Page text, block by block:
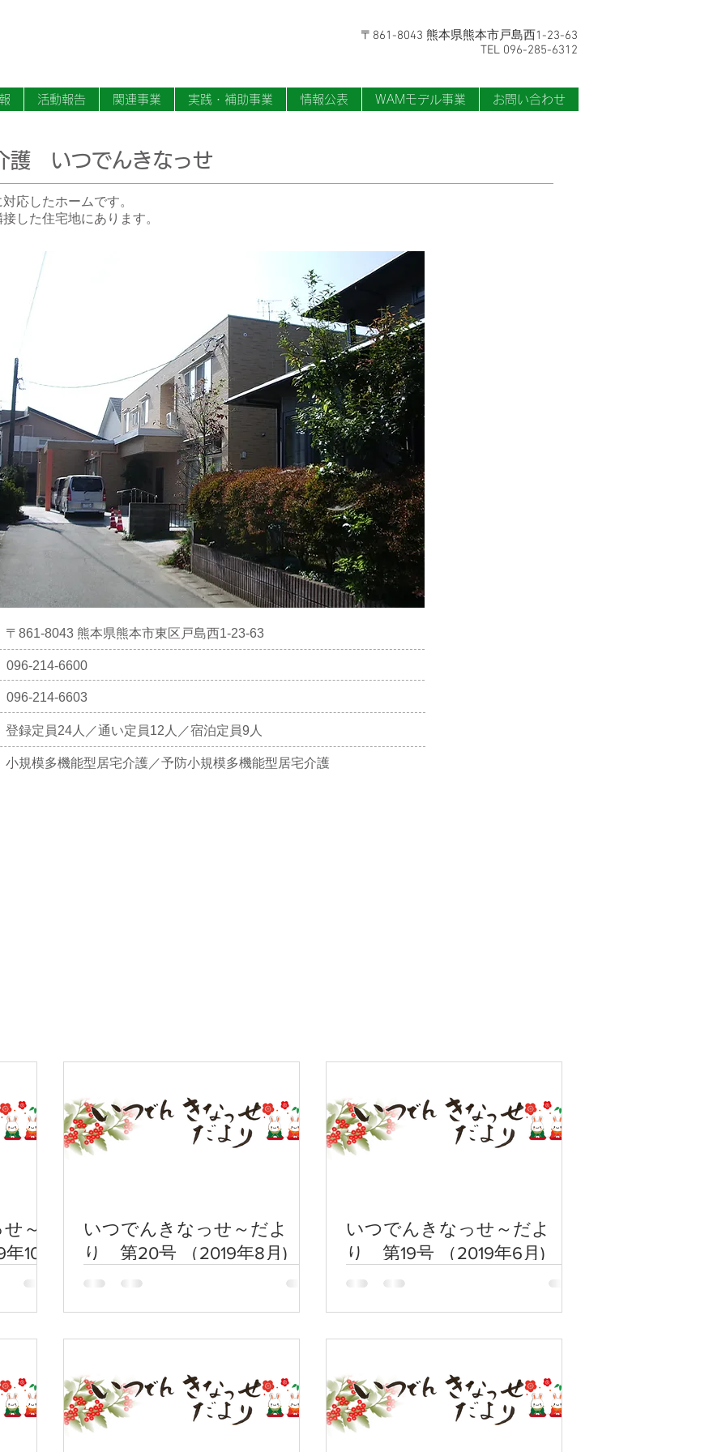
〒861-8043 熊本県熊本市戸島西1-23-63
TEL 096-285-6312
活動報告 関連事業 実践・補助事業 情報公表 WAMモデル事業 お問い合わせ
護 いつでんきなっせ
応したホームです。
した住宅地にあります。
〒861-8043 熊本県熊本市東区戸島西1-23-63
096-214-6600
096-214-6603
登録定員24人／通い定員12人／宿泊定員9人
小規模多機能型居宅介護／予防小規模多機能型居宅介護
～
10
いつでんきなっせ～だよ
り 第20号 （2019年8月)
いつでんきなっせ～だよ
り 第19号 （2019年6月)